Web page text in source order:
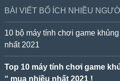
BÀI VIẾT BỔ ÍCH NHIỀU
10 bộ máy tính chơi game
nhất 2021
Top 10 máy tính chơi game
“ mua nhiều nhất 2021 !